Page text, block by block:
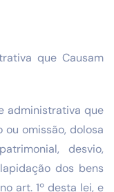
que Causam
administrativa que
omissão, dolosa
desvio,
dos bens
art. 1º desta lei, e